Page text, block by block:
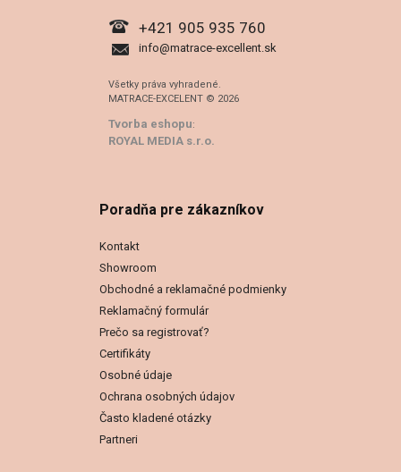
+421 905 935 760
info@matrace-excellent.sk
Všetky práva vyhradené.
MATRACE-EXCELENT © 2026
Tvorba eshopu:
ROYAL MEDIA s.r.o.
Poradňa pre zákazníkov
Kontakt
Showroom
Obchodné a reklamačné podmienky
Reklamačný formulár
Prečo sa registrovať?
Certifikáty
Osobné údaje
Ochrana osobných údajov
Často kladené otázky
Partneri